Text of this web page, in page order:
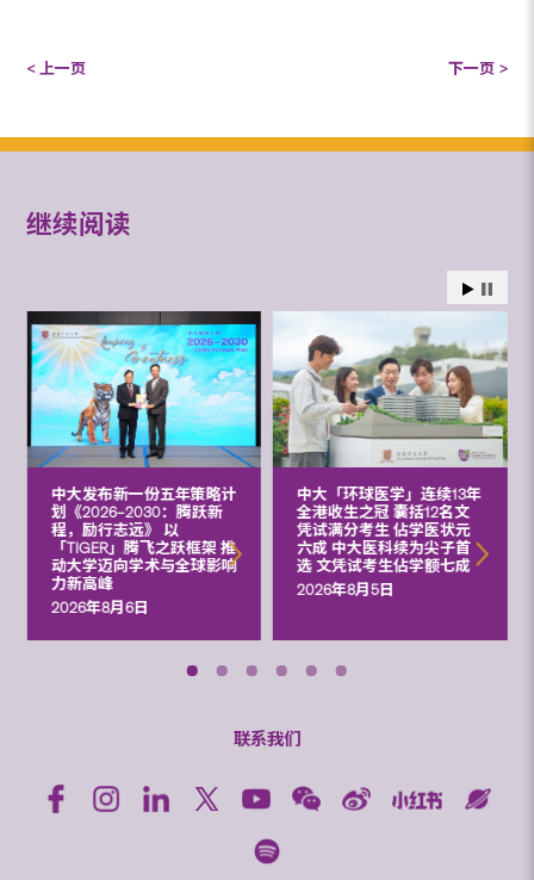
< 上一页 下一页 >
继续阅读
中大发布新一份五年策略计
划《2026‒2030：腾跃新
程，励行志远》 以
「TIGER」腾飞之跃框架 推
动大学迈向学术与全球影响
力新高峰
2026年8月6日
中大「环球医学」连续13年
全港收生之冠 囊括12名文
凭试满分考生 佔学医状元
六成 中大医科续为尖子首
选 文凭试考生佔学额七成
2026年8月5日
联系我们